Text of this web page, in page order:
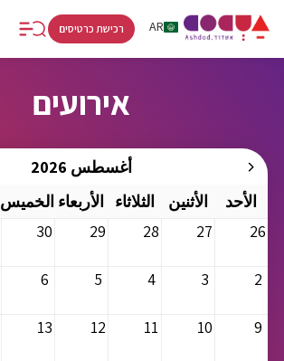
AR
HE
רכישת כרטיסים
אירועים
أغسطس 2026
الأحد
الأثنين الثلاثاء الأربعاء الخميس
26
27
28
29
30
2
3
4
5
6
9
10
11
12
13